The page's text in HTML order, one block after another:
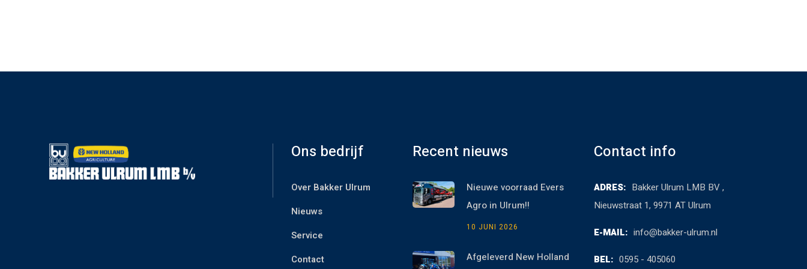
Ons bedrijf
Over Bakker Ulrum
Nieuws
Service
Contact
Recent nieuws
Nieuwe voorraad Evers
Agro in Ulrum!!
10 JUNI 2026
Afgeleverd New Holland
Contact info
ADRES: Bakker Ulrum LMB BV ,
Nieuwstraat 1, 9971 AT Ulrum
E-MAIL: info@bakker-ulrum.nl
BEL: 0595 - 405060